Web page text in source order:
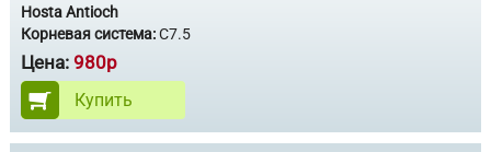
Hosta Antioch
Корневая система:С7.5
Цена: 980р
Купить